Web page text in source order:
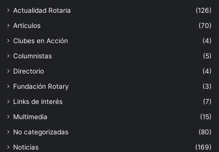
Actualidad Rotaria
(126)
Artículos
(70)
Clubes en Acción
(4)
Columnistas
(5)
Directorio
(4)
Fundación Rotary
(3)
Links de interés
(7)
Multimedia
(15)
No categorizadas
(80)
Noticias
(169)